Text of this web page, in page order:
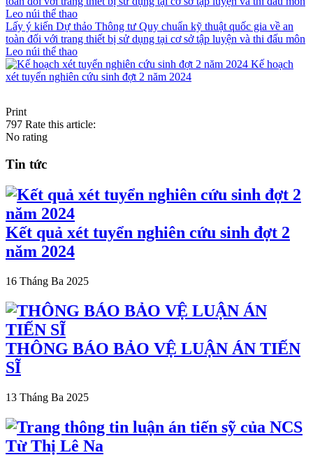
Lấy ý kiến Dự thảo Thông tư Quy chuẩn kỹ thuật quốc gia về an
toàn đối với trang thiết bị sử dụng tại cơ sở tập luyện và thi đấu môn
Leo núi thể thao
Kế hoạch
xét tuyển nghiên cứu sinh đợt 2 năm 2024
Print
797 Rate this article:
No rating
Tin tức
Kết quả xét tuyển nghiên cứu sinh đợt 2
năm 2024
16 Tháng Ba 2025
THÔNG BÁO BẢO VỆ LUẬN ÁN TIẾN
SĨ
13 Tháng Ba 2025